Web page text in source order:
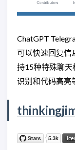
ChatGPT
可以快速回复信
持15种特殊聊
识别和代码高亮